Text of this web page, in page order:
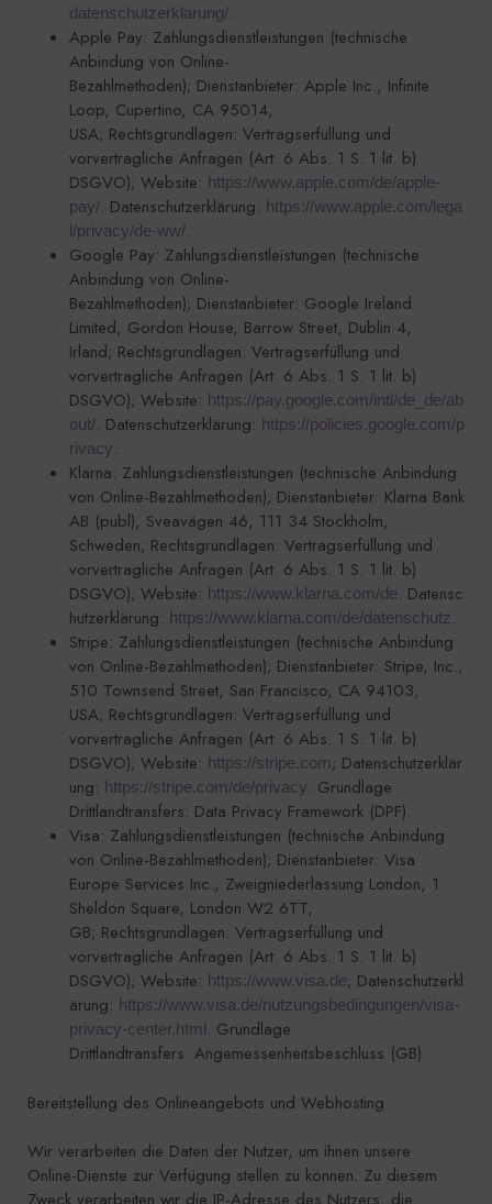
datenschutzerklarung/.
Apple Pay: Zahlungsdienstleistungen (technische
Anbindung von Online-
Bezahlmethoden); Dienstanbieter: Apple Inc., Infinite
Loop, Cupertino, CA 95014,
USA; Rechtsgrundlagen: Vertragserfüllung und
vorvertragliche Anfragen (Art. 6 Abs. 1 S. 1 lit. b)
DSGVO); Website: https://www.apple.com/de/apple-
pay/. Datenschutzerklärung: https://www.apple.com/lega
l/privacy/de-ww/.
Google Pay: Zahlungsdienstleistungen (technische
Anbindung von Online-
Bezahlmethoden); Dienstanbieter: Google Ireland
Limited, Gordon House, Barrow Street, Dublin 4,
Irland; Rechtsgrundlagen: Vertragserfüllung und
vorvertragliche Anfragen (Art. 6 Abs. 1 S. 1 lit. b)
DSGVO); Website: https://pay.google.com/intl/de_de/ab
out/. Datenschutzerklärung: https://policies.google.com/p
rivacy.
Klarna: Zahlungsdienstleistungen (technische Anbindung
von Online-Bezahlmethoden); Dienstanbieter: Klarna Bank
AB (publ), Sveavägen 46, 111 34 Stockholm,
Schweden; Rechtsgrundlagen: Vertragserfüllung und
vorvertragliche Anfragen (Art. 6 Abs. 1 S. 1 lit. b)
DSGVO); Website: https://www.klarna.com/de. Datensc
hutzerklärung: https://www.klarna.com/de/datenschutz .
Stripe: Zahlungsdienstleistungen (technische Anbindung
von Online-Bezahlmethoden); Dienstanbieter: Stripe, Inc.,
510 Townsend Street, San Francisco, CA 94103,
USA; Rechtsgrundlagen: Vertragserfüllung und
vorvertragliche Anfragen (Art. 6 Abs. 1 S. 1 lit. b)
DSGVO); Website: https://stripe.com; Datenschutzerklär
ung: https://stripe.com/de/privacy. Grundlage
Drittlandtransfers: Data Privacy Framework (DPF).
Visa: Zahlungsdienstleistungen (technische Anbindung
von Online-Bezahlmethoden); Dienstanbieter: Visa
Europe Services Inc., Zweigniederlassung London, 1
Sheldon Square, London W2 6TT,
GB; Rechtsgrundlagen: Vertragserfüllung und
vorvertragliche Anfragen (Art. 6 Abs. 1 S. 1 lit. b)
DSGVO); Website: https://www.visa.de; Datenschutzerkl
ärung: https://www.visa.de/nutzungsbedingungen/visa-
privacy-center.html. Grundlage
Drittlandtransfers: Angemessenheitsbeschluss (GB).
Bereitstellung des Onlineangebots und Webhosting
Wir verarbeiten die Daten der Nutzer, um ihnen unsere
Online-Dienste zur Verfügung stellen zu können. Zu diesem